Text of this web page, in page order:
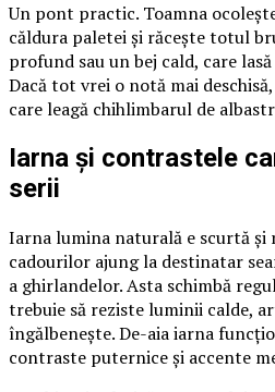
Un pont practic. Toamna
căldura paletei și răcește totul
profund sau un bej cald, care
Dacă tot vrei o notă mai
care leagă chihlimbarul de
Iarna și contrastele
serii
Iarna lumina naturală e scurtă și
cadourilor ajung la destinatar
a ghirlandelor. Asta schimbă
trebuie să reziste luminii calde,
îngălbenește. De-aia iarna
contraste puternice și accente